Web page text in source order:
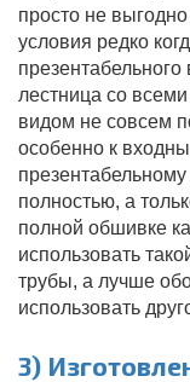
просто не
условия редко
лестница со
видом не совсем
особенно к
полностью, а
полной обшивке
использовать
трубы, а лучше
использовать
3)